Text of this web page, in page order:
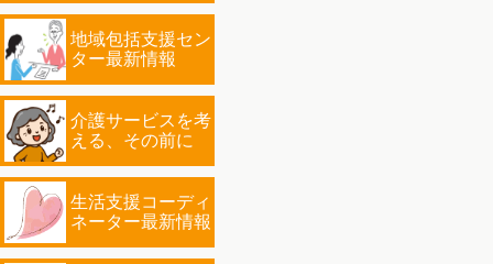
地域包括支援セン
ター最新情報
介護サービスを考
える、その前に
生活支援コーディ
ネーター最新情報